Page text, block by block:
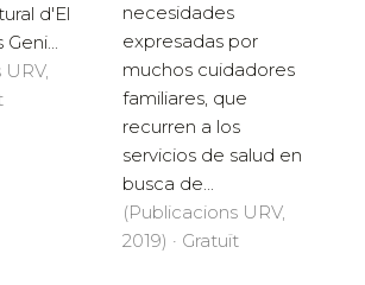
d'El
necesidades
expresadas por
muchos cuidadores
familiares, que
recurren a los
servicios de salud en
busca de...
(Publicacions URV,
2019) · Gratuït